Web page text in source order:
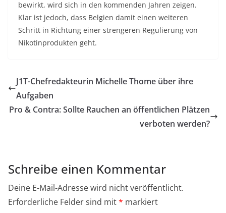
bewirkt, wird sich in den kommenden Jahren zeigen.
Klar ist jedoch, dass Belgien damit einen weiteren
Schritt in Richtung einer strengeren Regulierung von
Nikotinprodukten geht.
J1T-Chefredakteurin Michelle Thome über ihre
Aufgaben
Pro & Contra: Sollte Rauchen an öffentlichen Plätzen
verboten werden?
Schreibe einen Kommentar
Deine E-Mail-Adresse wird nicht veröffentlicht.
Erforderliche Felder sind mit* markiert